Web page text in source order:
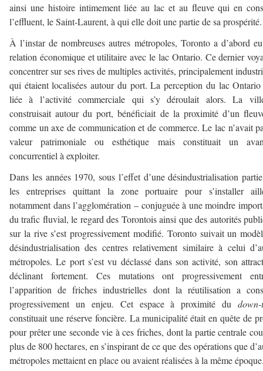
ainsi une histoire intimement liée au lac et au fleuve qui en
l’effluent, le Saint-Laurent, à qui elle doit une partie de sa prospérité.
À l’instar de nombreuses autres métropoles, Toronto a d’abord
relation économique et utilitaire avec le lac Ontario. Ce dernier
concentrer sur ses rives de multiples activités, principalement
qui étaient localisées autour du port. La perception du lac Ontario
liée à l’activité commerciale qui s’y déroulait alors. La
construisait autour du port, bénéficiait de la proximité d’un
comme un axe de communication et de commerce. Le lac n’avait
valeur patrimoniale ou esthétique mais constituait un
concurrentiel à exploiter.
Dans les années 1970, sous l’effet d’une désindustrialisation
les entreprises quittant la zone portuaire pour s’installer
notamment dans l’agglomération – conjuguée à une moindre
du trafic fluvial, le regard des Torontois ainsi que des autorités
sur la rive s’est progressivement modifié. Toronto suivait un
désindustrialisation des centres relativement similaire à celui
métropoles. Le port s’est vu déclassé dans son activité, son
déclinant fortement. Ces mutations ont progressivement
l’apparition de friches industrielles dont la réutilisation a
progressivement un enjeu. Cet espace à proximité du
constituait une réserve foncière. La municipalité était en quête de
pour prêter une seconde vie à ces friches, dont la partie centrale
plus de 800 hectares, en s’inspirant de ce que des opérations que
métropoles mettaient en place ou avaient réalisées à la même